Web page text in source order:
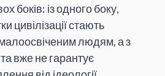
боків: із одного боку,
цивілізації стають
людям, а з
вже не гарантує